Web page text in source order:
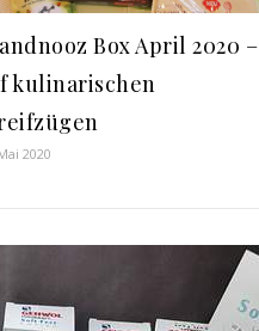
Box April 2020 –
kulinarischen
2020